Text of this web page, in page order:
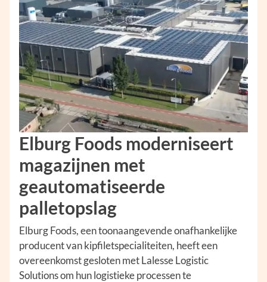
Elburg Foods moderniseert
magazijnen met
geautomatiseerde
palletopslag
Elburg Foods, een toonaangevende onafhankelijke
producent van kipfiletspecialiteiten, heeft een
overeenkomst gesloten met Lalesse Logistic
Solutions om hun logistieke processen te